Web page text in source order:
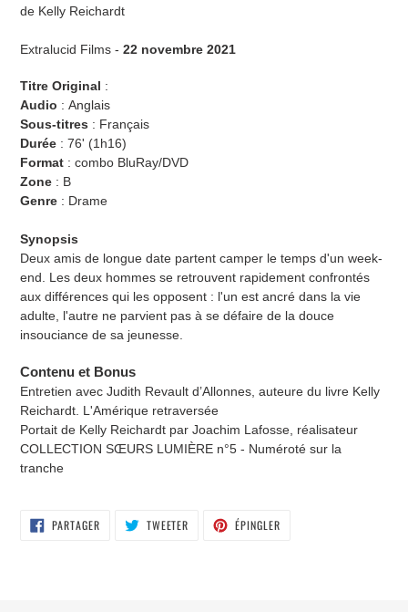
de Kelly Reichardt
Extralucid Films - 22 novembre 2021
Titre Original :
Audio : Anglais
Sous-titres : Français
Durée : 76' (1h16)
Format : combo BluRay/DVD
Zone : B
Genre : Drame
Synopsis
Deux amis de longue date partent camper le temps d'un week-
end. Les deux hommes se retrouvent rapidement confrontés
aux différences qui les opposent : l'un est ancré dans la vie
adulte, l'autre ne parvient pas à se défaire de la douce
insouciance de sa jeunesse.
Contenu et Bonus
Entretien avec Judith Revault d’Allonnes, auteure du livre Kelly
Reichardt. L'Amérique retraversée
Portait de Kelly Reichardt par Joachim Lafosse, réalisateur
COLLECTION SŒURS LUMIÈRE n°5 - Numéroté sur la
tranche
PARTAGERPARTAGER
SUR
TWEETER TWEETER ÉPINGLER